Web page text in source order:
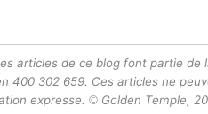
articles de ce blog font partie
400 302 659. Ces articles ne
expresse. © Golden Temple,